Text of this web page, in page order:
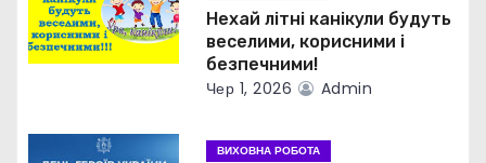
с
і
Нехай літні канікули будуть
веселими, корисними і
безпечними!
Чер 1, 2026 Admin
ВИХОВНА РОБОТА